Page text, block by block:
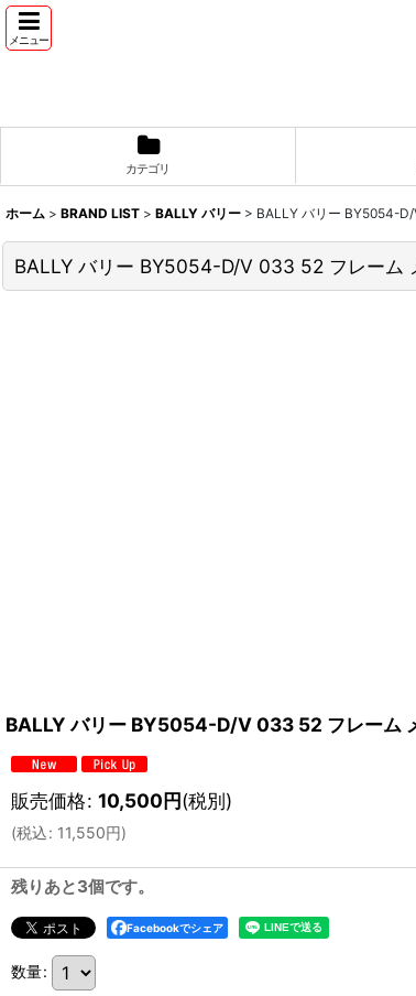
メニュー
カテゴリ
ホーム > BRAND LIST > BALLY バリー > BALLY バリー BY5054-
BALLY バリー BY5054-D/V 033 52 フレーム
BALLY バリー BY5054-D/V 033 52 フレーム
販売価格: 10,500円(税別)
(税込: 11,550円)
残りあと3個です。
Facebookでシェア
数量: